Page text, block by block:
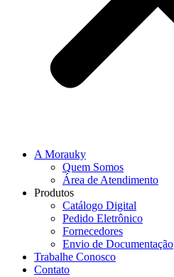
A Morauky
Quem Somos
Área de Atendimento
Produtos
Catálogo Digital
Pedido Eletrônico
Fornecedores
Envio de Documentação
Trabalhe Conosco
Contato